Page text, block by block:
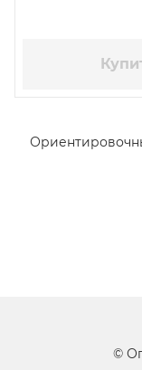
©